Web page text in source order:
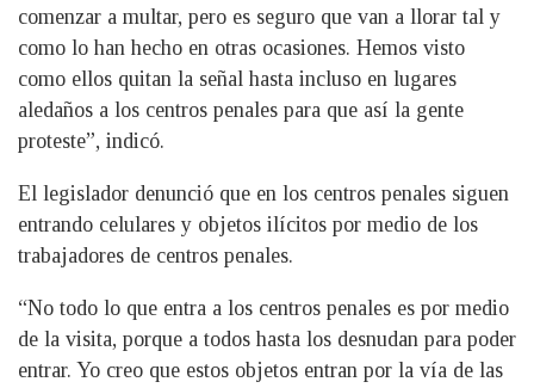
comenzar a multar, pero es seguro que van a llorar tal y
como lo han hecho en otras ocasiones. Hemos visto
como ellos quitan la señal hasta incluso en lugares
aledaños a los centros penales para que así la gente
proteste”, indicó.
El legislador denunció que en los centros penales siguen
entrando celulares y objetos ilícitos por medio de los
trabajadores de centros penales.
“No todo lo que entra a los centros penales es por medio
de la visita, porque a todos hasta los desnudan para poder
entrar. Yo creo que estos objetos entran por la vía de las